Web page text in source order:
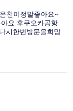
천이정말좋아요~
요.후쿠오카공항
시한번방문을희망